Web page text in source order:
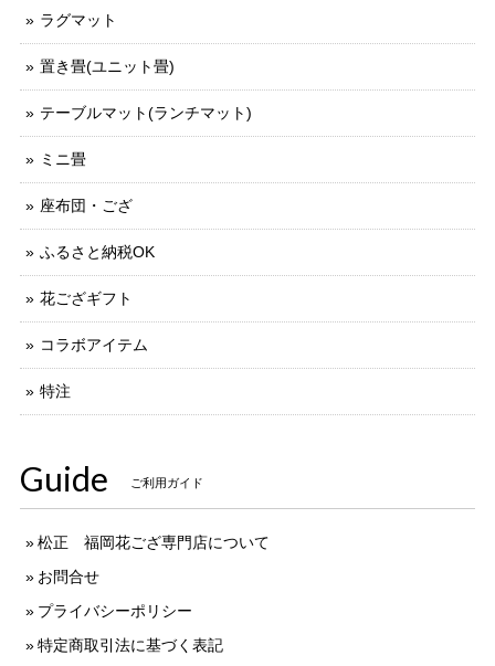
ラグマット
置き畳(ユニット畳)
テーブルマット(ランチマット)
ミニ畳
座布団・ござ
ふるさと納税OK
花ござギフト
コラボアイテム
特注
Guide ご利用ガイド
松正 福岡花ござ専門店について
お問合せ
プライバシーポリシー
特定商取引法に基づく表記